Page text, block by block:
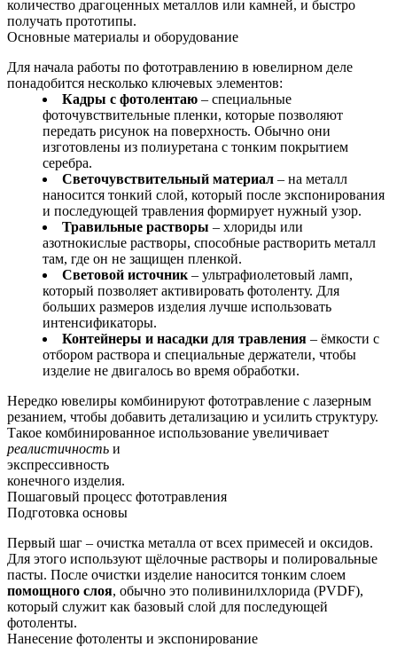
количество драгоценных металлов или камней, и быстро
получать прототипы.
Основные материалы и оборудование
Для начала работы по фототравлению в ювелирном деле
понадобится несколько ключевых элементов:
Кадры с фотолентаю – специальные
фоточувствительные пленки, которые позволяют
передать рисунок на поверхность. Обычно они
изготовлены из полиуретана с тонким покрытием
серебра.
Светочувствительный материал – на металл
наносится тонкий слой, который после экспонирования
и последующей травления формирует нужный узор.
Травильные растворы – хлориды или
азотнокислые растворы, способные растворить металл
там, где он не защищен пленкой.
Световой источник – ультрафиолетовый ламп,
который позволяет активировать фотоленту. Для
больших размеров изделия лучше использовать
интенсификаторы.
Контейнеры и насадки для травления – ёмкости с
отбором раствора и специальные держатели, чтобы
изделие не двигалось во время обработки.
Нередко ювелиры комбинируют фототравление с лазерным
резанием, чтобы добавить детализацию и усилить структуру.
Такое комбинированное использование увеличивает
реалистичность и
экспрессивность
конечного изделия.
Пошаговый процесс фототравления
Подготовка основы
Первый шаг – очистка металла от всех примесей и оксидов.
Для этого используют щёлочные растворы и полировальные
пасты. После очистки изделие наносится тонким слоем
помощного слоя, обычно это поливинилхлорида (PVDF),
который служит как базовый слой для последующей
фотоленты.
Нанесение фотоленты и экспонирование